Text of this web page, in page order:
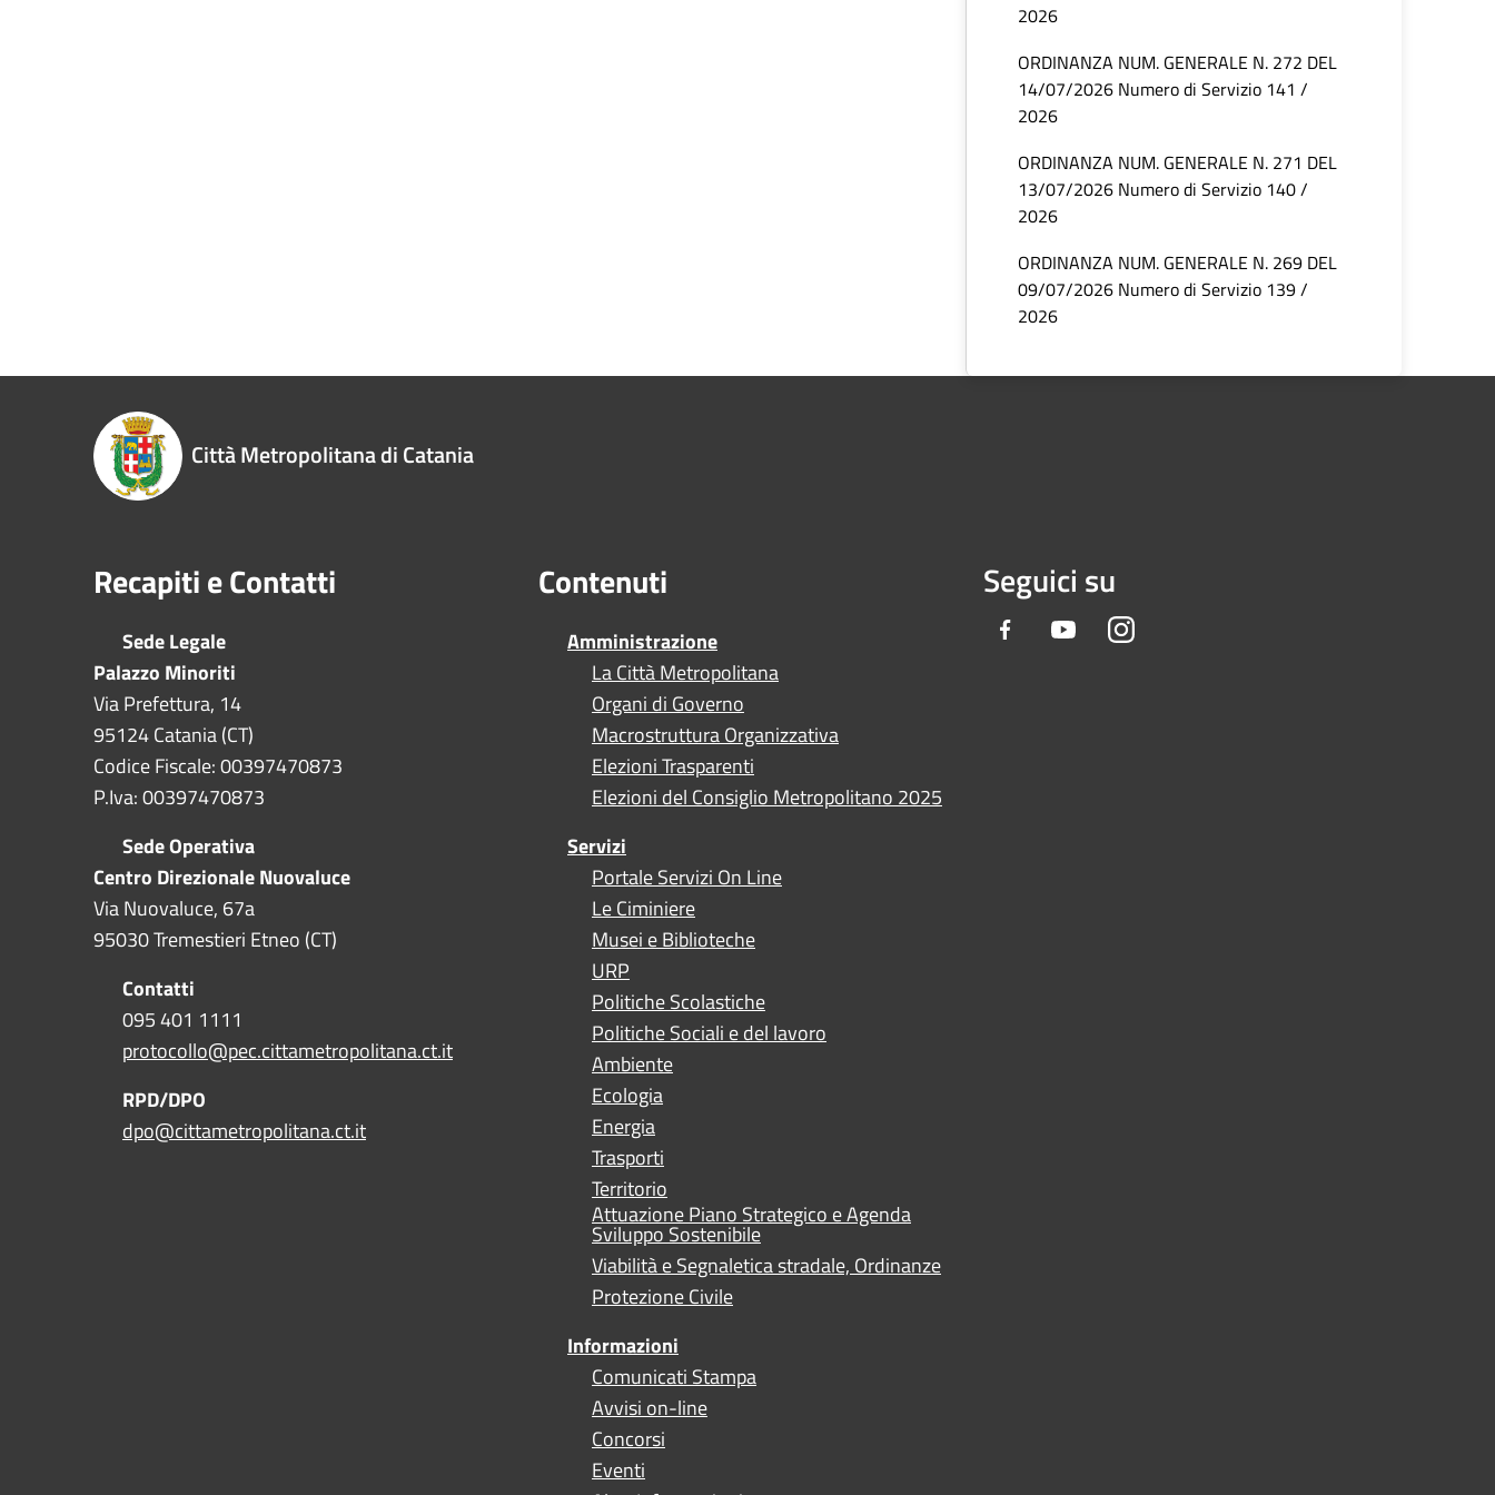
2026
ORDINANZA NUM. GENERALE N. 272 DEL
14/07/2026 Numero di Servizio 141 /
2026
ORDINANZA NUM. GENERALE N. 271 DEL
13/07/2026 Numero di Servizio 140 /
2026
ORDINANZA NUM. GENERALE N. 269 DEL
09/07/2026 Numero di Servizio 139 /
2026
Città Metropolitana di Catania
Recapiti e Contatti
Sede Legale
Palazzo Minoriti
Via Prefettura, 14
95124 Catania (CT)
Codice Fiscale: 00397470873
P.Iva: 00397470873
Sede Operativa
Centro Direzionale Nuovaluce
Via Nuovaluce, 67a
95030 Tremestieri Etneo (CT)
Contatti
095 401 1111
protocollo@pec.cittametropolitana.ct.it
RPD/DPO
dpo@cittametropolitana.ct.it
Contenuti
Amministrazione
La Città Metropolitana
Organi di Governo
Macrostruttura Organizzativa
Elezioni Trasparenti
Elezioni del Consiglio Metropolitano 2025
Servizi
Portale Servizi On Line
Le Ciminiere
Musei e Biblioteche
URP
Politiche Scolastiche
Politiche Sociali e del lavoro
Ambiente
Ecologia
Energia
Trasporti
Territorio
Attuazione Piano Strategico e Agenda
Sviluppo Sostenibile
Viabilità e Segnaletica stradale, Ordinanze
Protezione Civile
Informazioni
Comunicati Stampa
Avvisi on-line
Concorsi
Eventi
Seguici su
Facebook YoutubeInstagram